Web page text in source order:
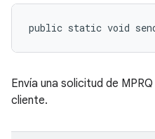
public static void
Envía una solicitud de
cliente.